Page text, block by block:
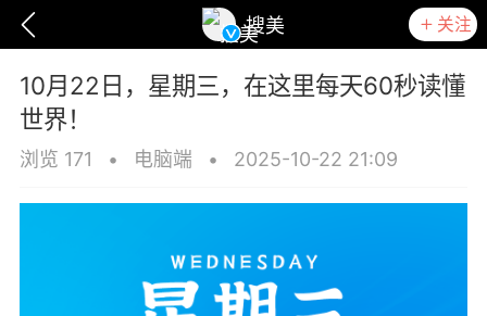
搜美 关注
10月22日，星期三，在这里每天60秒读懂
世界！
浏览 171 • 电脑端 • 2025-10-22 21:09